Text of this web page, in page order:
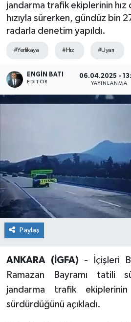
jandarma trafik ekiplerinin
hızıyla sürerken, gündüz bin
radarla denetim yapıldı.
#Yerlikaya #Hız #Uyarı
ENGIN BATI
EDITÖR
06.04.2025 -
YAYINLANMA
Paylaş
ANKARA (İGFA) -
İçişleri
Ramazan Bayramı tatili
jandarma trafik
sürdürdüğünü açıkladı.
Haber Arşivi